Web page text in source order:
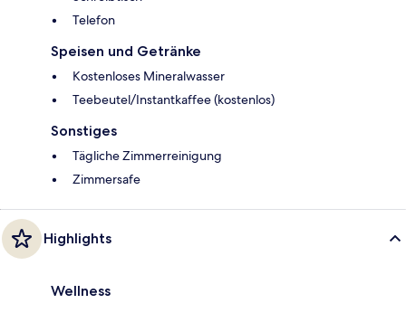
Telefon
Speisen und Getränke
Kostenloses Mineralwasser
Teebeutel/Instantkaffee (kostenlos)
Sonstiges
Tägliche Zimmerreinigung
Zimmersafe
Highlights
Wellness